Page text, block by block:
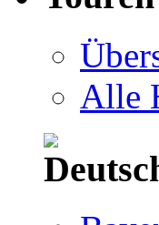
Alle